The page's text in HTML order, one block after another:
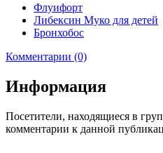
Флуифорт
Либексин Муко для детей
Бронхобос
Комментарии (0)
Информация
Посетители, находящиеся в
комментарии к данной